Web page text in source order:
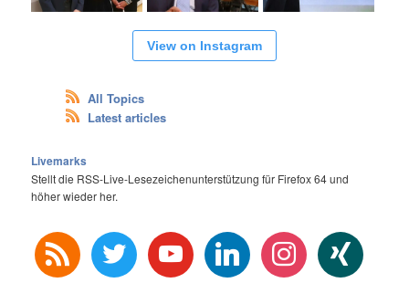
View on Instagram
All Topics
Latest articles
Livemarks
Stellt die RSS-Live-Lesezeichenunterstützung für Firefox 64 und
höher wieder her.
rss twitter youtube linkedin instagram xing